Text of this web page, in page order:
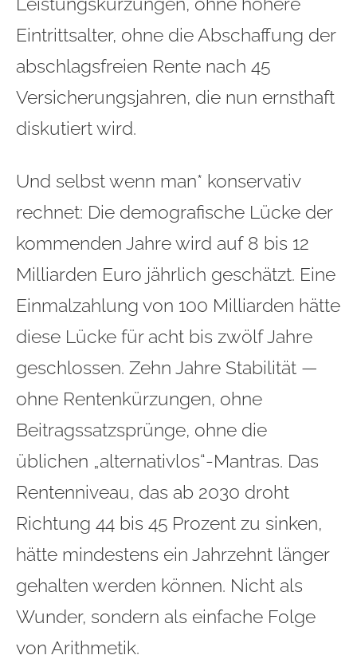
Eintrittsalter, ohne die Abschaffung der
abschlagsfreien Rente nach 45
Versicherungsjahren, die nun ernsthaft
diskutiert wird.
Und selbst wenn man* konservativ
rechnet: Die demografische Lücke der
kommenden Jahre wird auf 8 bis 12
Milliarden Euro jährlich geschätzt. Eine
Einmalzahlung von 100 Milliarden hätte
diese Lücke für acht bis zwölf Jahre
geschlossen. Zehn Jahre Stabilität —
ohne Rentenkürzungen, ohne
Beitragssatzsprünge, ohne die
üblichen „alternativlos“-Mantras. Das
Rentenniveau, das ab 2030 droht
Richtung 44 bis 45 Prozent zu sinken,
hätte mindestens ein Jahrzehnt länger
gehalten werden können. Nicht als
Wunder, sondern als einfache Folge
von Arithmetik.